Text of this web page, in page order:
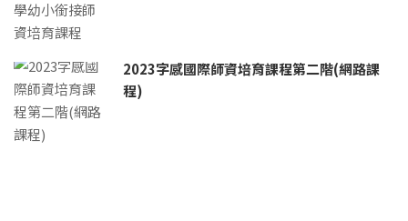
2023字感國際師資培育課程第二階(網路課
程)